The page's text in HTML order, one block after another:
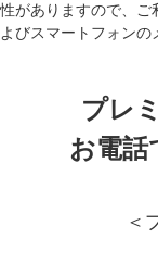
性がありますので、ご
よびスマートフォンの
プレ
お電話
＜